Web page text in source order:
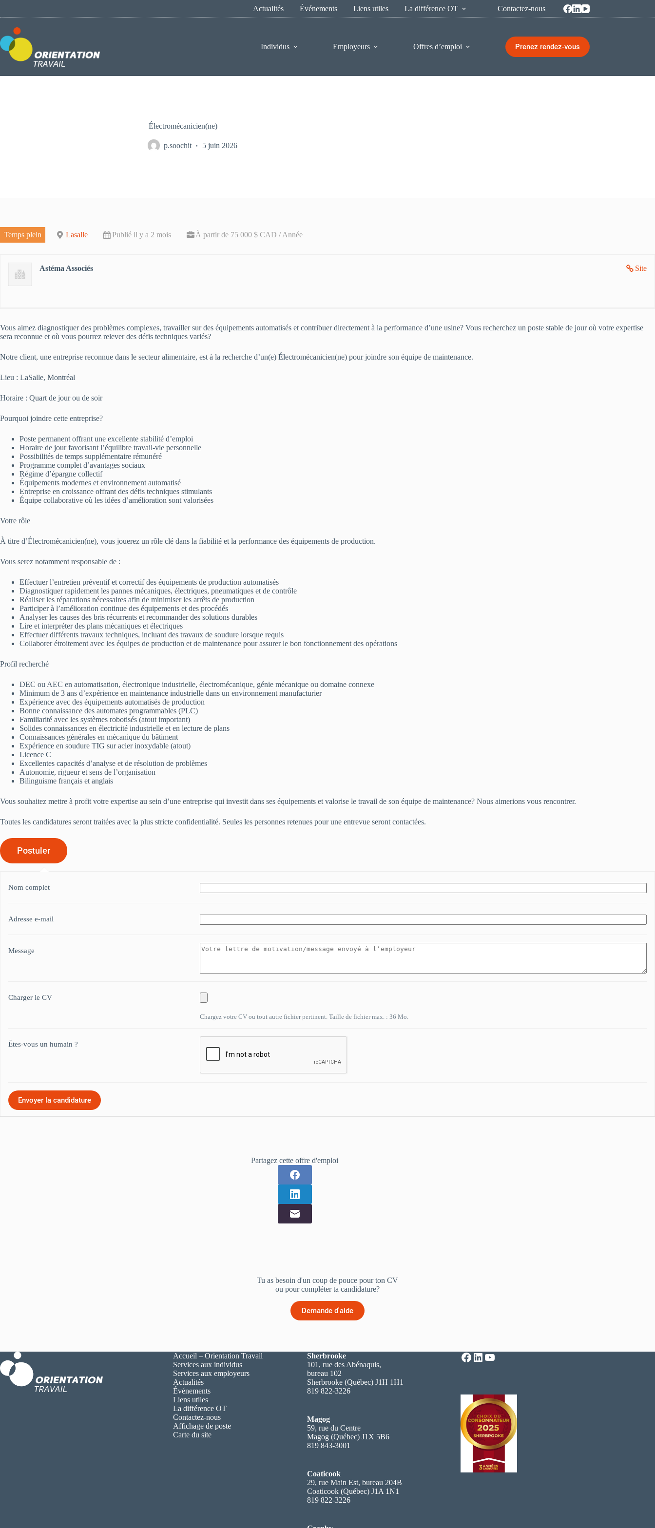
Actualités Événements Liens utiles La différence OT Contactez-nous
Individus Employeurs Offres d’emploi Prenez rendez-vous
Électromécanicien(ne)
p.soochit 5 juin 2026
Temps plein Lasalle Publié il y a 2 mois À partir de 75 000 $ CAD / Année
Site
Astéma Associés
Vous aimez diagnostiquer des problèmes complexes, travailler sur des équipements automatisés et contribuer directement à la performance d’une usine? Vous recherchez un poste stable de jour où votre expertise
sera reconnue et où vous pourrez relever des défis techniques variés?
Notre client, une entreprise reconnue dans le secteur alimentaire, est à la recherche d’un(e) Électromécanicien(ne) pour joindre son équipe de maintenance.
Lieu : LaSalle, Montréal
Horaire : Quart de jour ou de soir
Pourquoi joindre cette entreprise?
Poste permanent offrant une excellente stabilité d’emploi
Horaire de jour favorisant l’équilibre travail-vie personnelle
Possibilités de temps supplémentaire rémunéré
Programme complet d’avantages sociaux
Régime d’épargne collectif
Équipements modernes et environnement automatisé
Entreprise en croissance offrant des défis techniques stimulants
Équipe collaborative où les idées d’amélioration sont valorisées
Votre rôle
À titre d’Électromécanicien(ne), vous jouerez un rôle clé dans la fiabilité et la performance des équipements de production.
Vous serez notamment responsable de :
Effectuer l’entretien préventif et correctif des équipements de production automatisés
Diagnostiquer rapidement les pannes mécaniques, électriques, pneumatiques et de contrôle
Réaliser les réparations nécessaires afin de minimiser les arrêts de production
Participer à l’amélioration continue des équipements et des procédés
Analyser les causes des bris récurrents et recommander des solutions durables
Lire et interpréter des plans mécaniques et électriques
Effectuer différents travaux techniques, incluant des travaux de soudure lorsque requis
Collaborer étroitement avec les équipes de production et de maintenance pour assurer le bon fonctionnement des opérations
Profil recherché
DEC ou AEC en automatisation, électronique industrielle, électromécanique, génie mécanique ou domaine connexe
Minimum de 3 ans d’expérience en maintenance industrielle dans un environnement manufacturier
Expérience avec des équipements automatisés de production
Bonne connaissance des automates programmables (PLC)
Familiarité avec les systèmes robotisés (atout important)
Solides connaissances en électricité industrielle et en lecture de plans
Connaissances générales en mécanique du bâtiment
Expérience en soudure TIG sur acier inoxydable (atout)
Licence C
Excellentes capacités d’analyse et de résolution de problèmes
Autonomie, rigueur et sens de l’organisation
Bilinguisme français et anglais
Vous souhaitez mettre à profit votre expertise au sein d’une entreprise qui investit dans ses équipements et valorise le travail de son équipe de maintenance? Nous aimerions vous rencontrer.
Toutes les candidatures seront traitées avec la plus stricte confidentialité. Seules les personnes retenues pour une entrevue seront contactées.
Nom complet
Adresse e-mail
Message
Charger le CV
Chargez votre CV ou tout autre fichier pertinent. Taille de fichier max. : 36 Mo.
Êtes-vous un humain ?
Partagez cette offre d'emploi
Tu as besoin d'un coup de pouce pour ton CV
ou pour compléter ta candidature?
Demande d'aide
Accueil – Orientation Travail
Services aux individus
Services aux employeurs
Actualités
Événements
Liens utiles
La différence OT
Contactez-nous
Affichage de poste
Carte du site
Sherbrooke
101, rue des Abénaquis,
bureau 102
Sherbrooke (Québec) J1H 1H1
819 822-3226
Magog
59, rue du Centre
Magog (Québec) J1X 5B6
819 843-3001
Coaticook
29, rue Main Est, bureau 204B
Coaticook (Québec) J1A 1N1
819 822-3226
Facebook
LinkedIn
YouTube